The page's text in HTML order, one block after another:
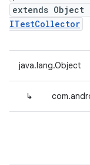
extends Object
ITestCollector
java.lang.Object
↳